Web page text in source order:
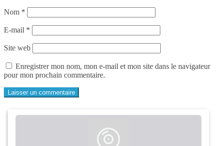
Nom *
E-mail *
Site web
Enregistrer mon nom, mon e-mail et mon site dans le navigateur
pour mon prochain commentaire.